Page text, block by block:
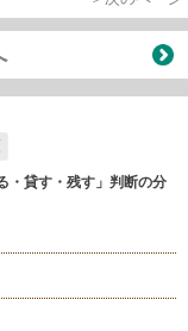
・貸す・残す」判断の分